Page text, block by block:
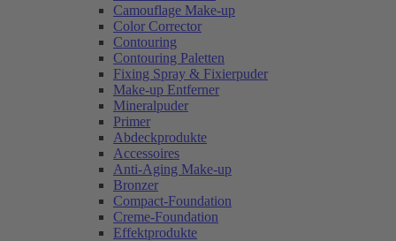
Camouflage Make-up
Color Corrector
Contouring
Contouring Paletten
Fixing Spray & Fixierpuder
Make-up Entferner
Mineralpuder
Primer
Abdeckprodukte
Accessoires
Anti-Aging Make-up
Bronzer
Compact-Foundation
Creme-Foundation
Effektprodukte